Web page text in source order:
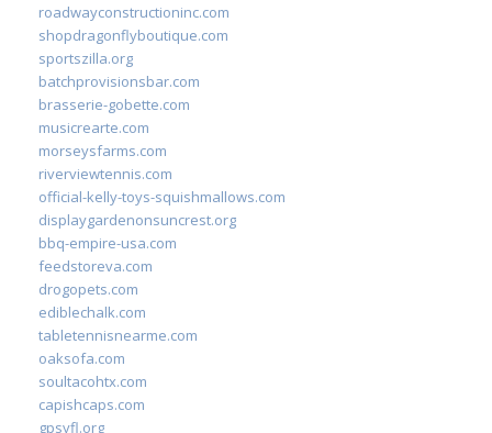
roadwayconstructioninc.com
shopdragonflyboutique.com
sportszilla.org
batchprovisionsbar.com
brasserie-gobette.com
musicrearte.com
morseysfarms.com
riverviewtennis.com
official-kelly-toys-squishmallows.com
displaygardenonsuncrest.org
bbq-empire-usa.com
feedstoreva.com
drogopets.com
ediblechalk.com
tabletennisnearme.com
oaksofa.com
soultacohtx.com
capishcaps.com
gpsyfl.org